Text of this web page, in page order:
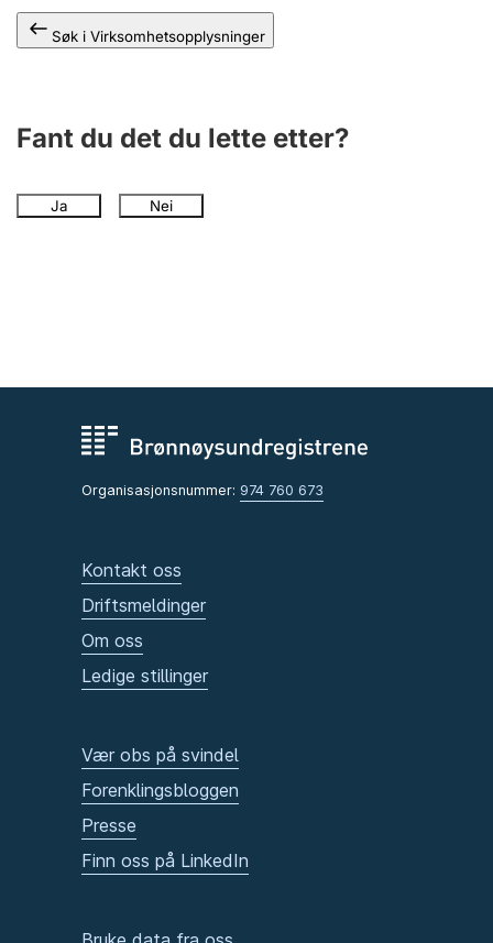
Søk i Virksomhetsopplysninger
Fant du det du lette etter?
Ja Nei
Organisasjonsnummer: 974 760 673
Kontakt oss
Driftsmeldinger
Om oss
Ledige stillinger
Vær obs på svindel
Forenklingsbloggen
Presse
Finn oss på LinkedIn